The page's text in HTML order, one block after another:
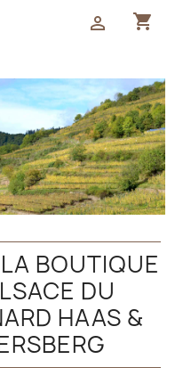
shopping_cart

BOUTIQUE
DU
HAAS &